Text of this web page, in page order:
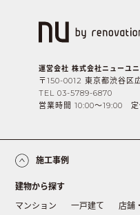
運営会社 株式会社ニューユ
〒150-0012 東京都渋谷区
TEL 03-5789-6870
営業時間 10:00〜19:00
施工事例
建物から探す
マンション
一戸建て 店舗